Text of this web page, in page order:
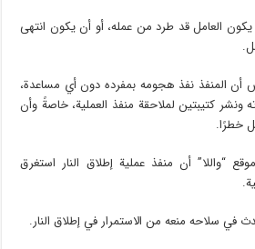
العامل قد طرد من عمله، أو أن يكون انتهى
أن المنفذ نفذ هجومه بمفرده دون أي مساعدة،
ونشر كتيبتين لملاحقة منفذ العملية، خاصةً وأن
خطرًا.
“واللا” أن منفذ عملية إطلاق النار استغرق
في سلاحه منعه من الاستمرار في إطلاق النار.